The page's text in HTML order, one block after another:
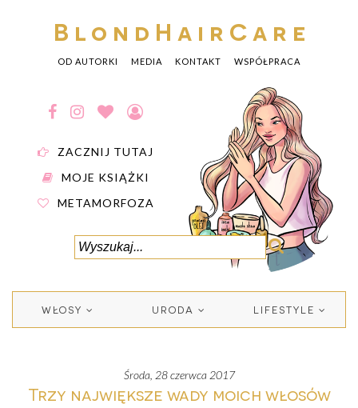
BlondHairCare
OD AUTORKI MEDIA KONTAKT WSPÓŁPRACA
ZACZNIJ TUTAJ
MOJE KSIĄŻKI
METAMORFOZA
WŁOSY URODA LIFESTYLE
środa, 28 czerwca 2017
Trzy największe wady moich włosów